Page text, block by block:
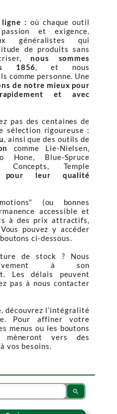
: où chaque outil
et exigence.
généralistes qui
de produits sans
nous sommes
1856, et nous
comme personne. Une
de notre mieux pour
et avec
pas des centaines de
sélection rigoureuse :
, ainsi que des outils de
comme Lie-Nielsen,
Hone, Blue-Spruce
Concepts, Temple
pour leur qualité
(ou bonnes
accessible et
à des prix attractifs,
pouvez y accéder
ci-dessous.
de stock ? Nous
à son
Les délais peuvent
pas à nous contacter
découvrez l’intégralité
Pour affiner votre
menus ou les boutons
vers des
vos besoins.
search